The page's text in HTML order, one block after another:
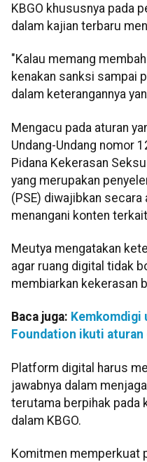
KBGO khususnya pada
dalam kajian terbaru
"Kalau memang
kenakan sanksi sampai
dalam keterangannya
Mengacu pada aturan
Undang-Undang nomor
Pidana Kekerasan
yang merupakan
(PSE) diwajibkan
menangani konten terkait
Meutya mengatakan
agar ruang digital tidak
membiarkan kekerasan
Baca juga: Kemkomdigi
Foundation ikuti aturan
Platform digital harus
jawabnya dalam
terutama berpihak pada
dalam KBGO.
Komitmen memperkuat